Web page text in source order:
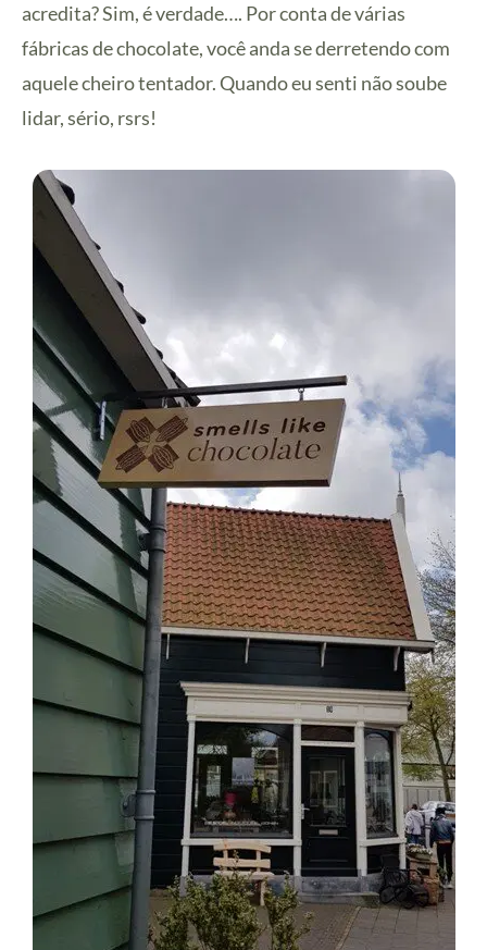
acredita? Sim, é verdade…. Por conta de várias
fábricas de chocolate, você anda se derretendo com
aquele cheiro tentador. Quando eu senti não soube
lidar, sério, rsrs!